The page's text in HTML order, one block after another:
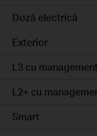
Doză electrică
Exterior
L3 cu management
L2+ cu
Smart